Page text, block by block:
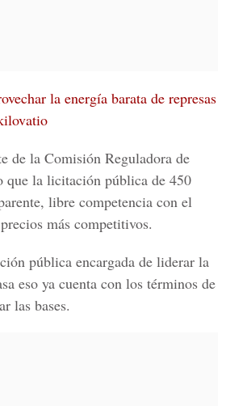
la energía barata de represas
de la Comisión Reguladora de
que la licitación pública de 450
libre competencia con el
más competitivos.
pública encargada de liderar la
eso ya cuenta con los términos de
las bases.